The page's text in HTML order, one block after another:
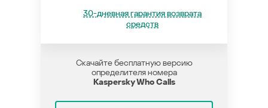
30-дневная гарантия возврата
средств
Скачайте бесплатную версию
определителя номера
Kaspersky Who Calls